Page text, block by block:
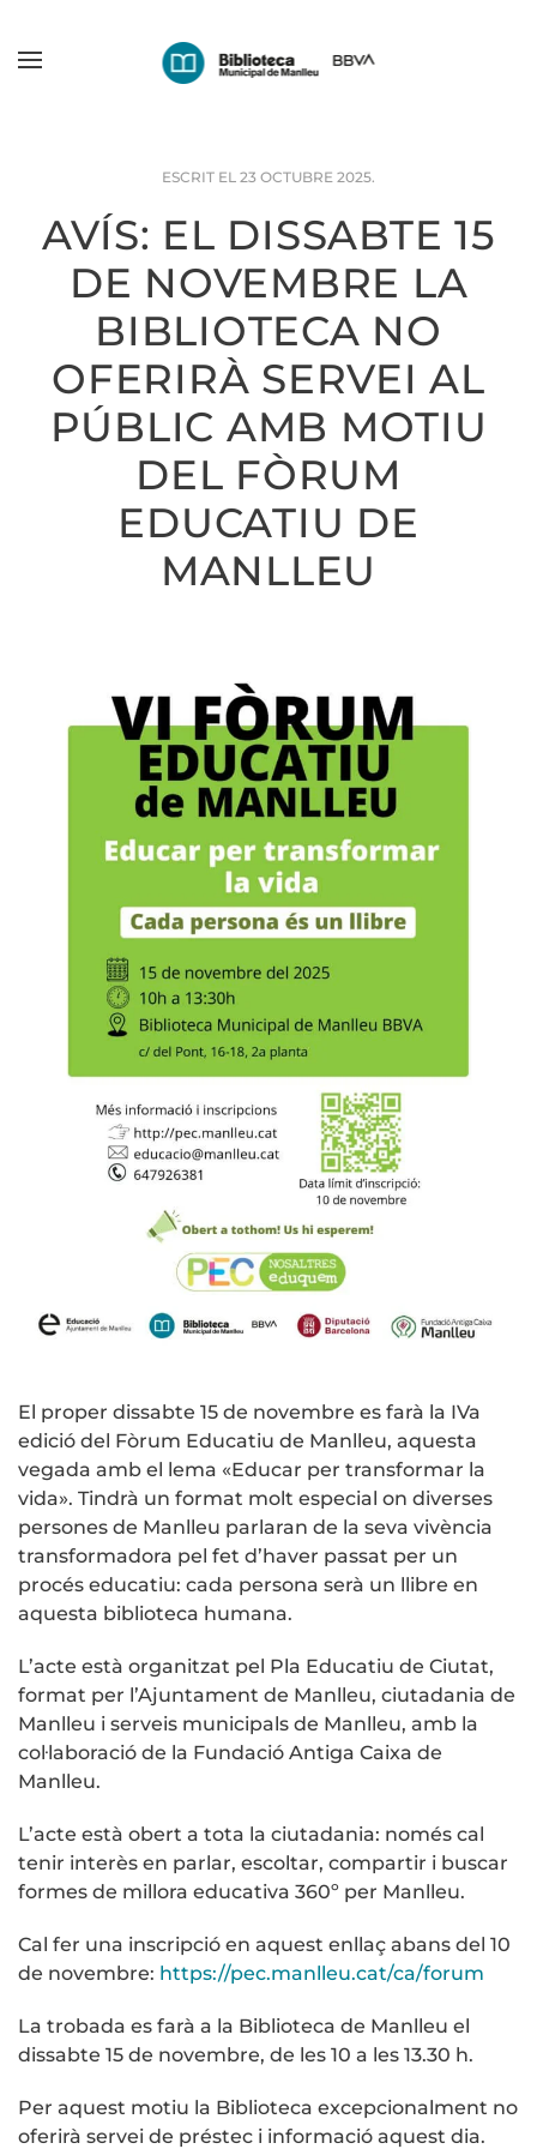
ESCRIT EL 23 OCTUBRE 2025.
AVÍS: EL DISSABTE 15
DE NOVEMBRE LA
BIBLIOTECA NO
OFERIRÀ SERVEI AL
PÚBLIC AMB MOTIU
DEL FÒRUM
EDUCATIU DE
MANLLEU
El proper dissabte 15 de novembre es farà la IVa
edició del Fòrum Educatiu de Manlleu, aquesta
vegada amb el lema «Educar per transformar la
vida». Tindrà un format molt especial on diverses
persones de Manlleu parlaran de la seva vivència
transformadora pel fet d’haver passat per un
procés educatiu: cada persona serà un llibre en
aquesta biblioteca humana.
L’acte està organitzat pel Pla Educatiu de Ciutat,
format per l’Ajuntament de Manlleu, ciutadania de
Manlleu i serveis municipals de Manlleu, amb la
col·laboració de la Fundació Antiga Caixa de
Manlleu.
L’acte està obert a tota la ciutadania: només cal
tenir interès en parlar, escoltar, compartir i buscar
formes de millora educativa 360º per Manlleu.
Cal fer una inscripció en aquest enllaç abans del 10
de novembre: https://pec.manlleu.cat/ca/forum
La trobada es farà a la Biblioteca de Manlleu el
dissabte 15 de novembre, de les 10 a les 13.30 h.
Per aquest motiu la Biblioteca excepcionalment no
oferirà servei de préstec i informació aquest dia.